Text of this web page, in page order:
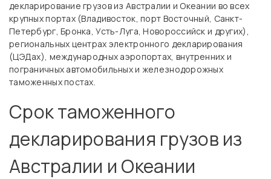
декларирование грузов из Австралии и Океании во всех
крупных портах (Владивосток, порт Восточный, Санкт-
Петербург, Бронка, Усть-Луга, Новороссийск и других),
региональных центрах электронного декларирования
(ЦЭДах), международных аэропортах, внутренних и
пограничных автомобильных и железнодорожных
таможенных постах.
Срок таможенного
декларирования грузов из
Австралии и Океании